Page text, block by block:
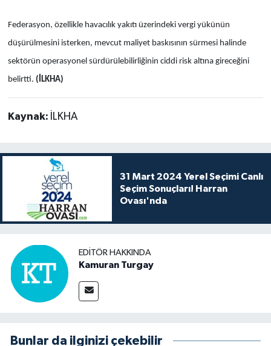
Federasyon, özellikle havacılık yakıtı üzerindeki vergi yükünün
düşürülmesini isterken, mevcut maliyet baskısının sürmesi halinde
sektörün operasyonel sürdürülebilirliğinin ciddi risk altına gireceğini
belirtti. (İLKHA)
Kaynak: İLKHA
31 Mart 2024 Yerel Seçimi Canlı
Seçim Sonuçları! Harran
Ovası'nda
EDITÖR HAKKINDA
Kamuran Turgay
Bunlar da ilginizi çekebilir